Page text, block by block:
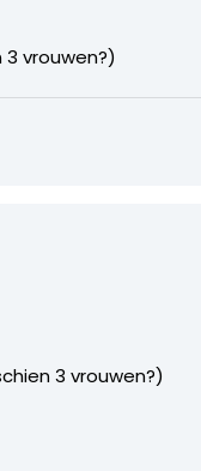
vrouwen?)
3 vrouwen?)